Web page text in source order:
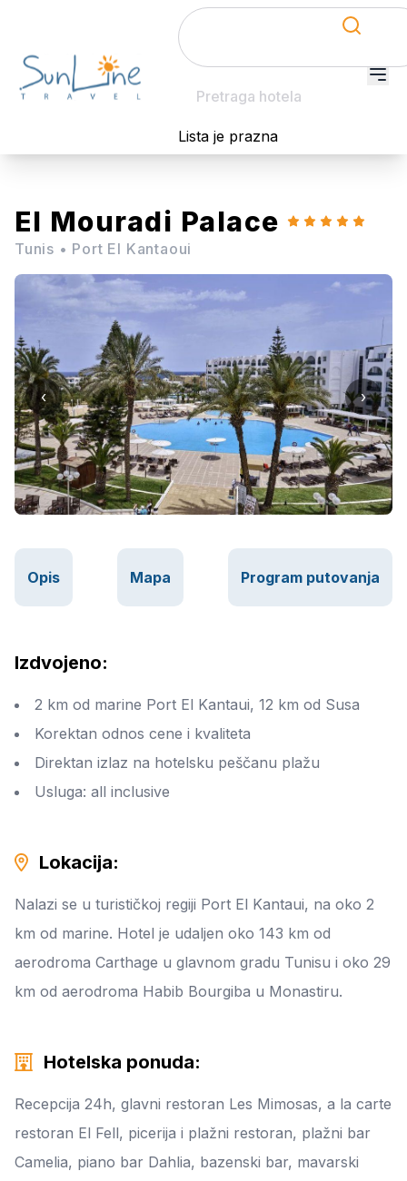
Pretraga hotela
Lista je prazna
El Mouradi Palace
Tunis • Port El Kantaoui
‹ ›
Opis Mapa Program putovanja
Izdvojeno:
2 km od marine Port El Kantaui, 12 km od Susa
Korektan odnos cene i kvaliteta
Direktan izlaz na hotelsku peščanu plažu
Usluga: all inclusive
Lokacija:
Nalazi se u turističkoj regiji Port El Kantaui, na oko 2
km od marine. Hotel je udaljen oko 143 km od
aerodroma Carthage u glavnom gradu Tunisu i oko 29
km od aerodroma Habib Bourgiba u Monastiru.
Hotelska ponuda:
Recepcija 24h, glavni restoran Les Mimosas, a la carte
restoran El Fell, picerija i plažni restoran, plažni bar
Camelia, piano bar Dahlia, bazenski bar, mavarski